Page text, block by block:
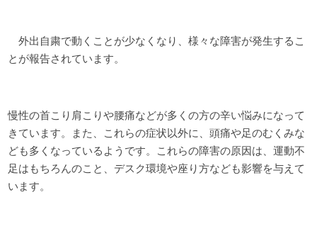
外出自粛で動くことが少なくなり、様々な障害が発生するこ
とが報告されています。
慢性の首こり肩こりや腰痛などが多くの方の辛い悩みになって
きています。また、これらの症状以外に、頭痛や足のむくみな
ども多くなっているようです。これらの障害の原因は、運動不
足はもちろんのこと、デスク環境や座り方なども影響を与えて
います。